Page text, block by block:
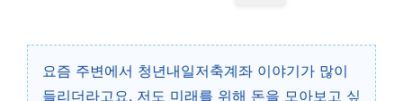
요즘 주변에서 청년내일저축계좌 이야기가 많이
들리더라고요. 저도 미래를 위해 돈을 모아보고 싶